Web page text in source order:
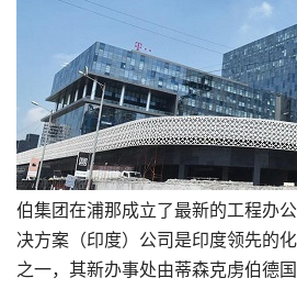
伯集团在浦那成立了最新的工程办
决方案（印度）公司是印度领先的
之一，其新办事处由蒂森克虏伯德